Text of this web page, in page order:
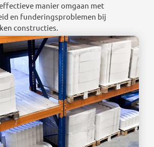
manier omgaan met
en funderingsproblemen bij
constructies.